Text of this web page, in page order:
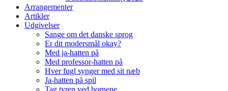
Arrangementer
Artikler
Udgivelser
Sange om det danske sprog
Er dit modersmål okay?
Med ja-hatten på
Med professor-hatten på
Hver fugl synger med sit næb
Ja-hatten på spil
Tag tyren ved hornene